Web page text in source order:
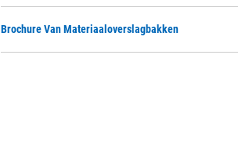
Brochure Van Materiaaloverslagbakken